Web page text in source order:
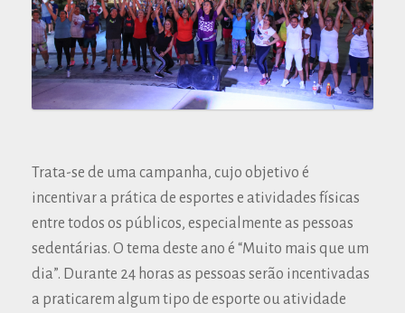
Trata-se de uma campanha, cujo objetivo é
incentivar a prática de esportes e atividades físicas
entre todos os públicos, especialmente as pessoas
sedentárias. O tema deste ano é “Muito mais que um
dia”. Durante 24 horas as pessoas serão incentivadas
a praticarem algum tipo de esporte ou atividade